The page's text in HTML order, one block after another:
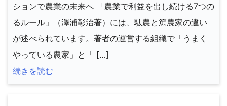
ションで農業の未来へ 「農業で利益を出し続ける7つの
るルール」（澤浦彰治著）には、駄農と篤農家の違い
が述べられています。著者の運営する組織で「うまく
やっている農家」と「 […]
続きを読む